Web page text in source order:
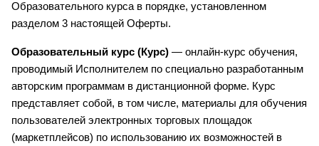
Образовательного курса в порядке, установленном
разделом 3 настоящей Оферты.
Образовательный курс (Курс) — онлайн-курс обучения,
проводимый Исполнителем по специально разработанным
авторским программам в дистанционной форме. Курс
представляет собой, в том числе, материалы для обучения
пользователей электронных торговых площадок
(маркетплейсов) по использованию их возможностей в